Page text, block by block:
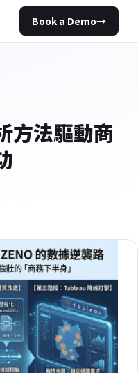
Book a Demo→
方法驅動商